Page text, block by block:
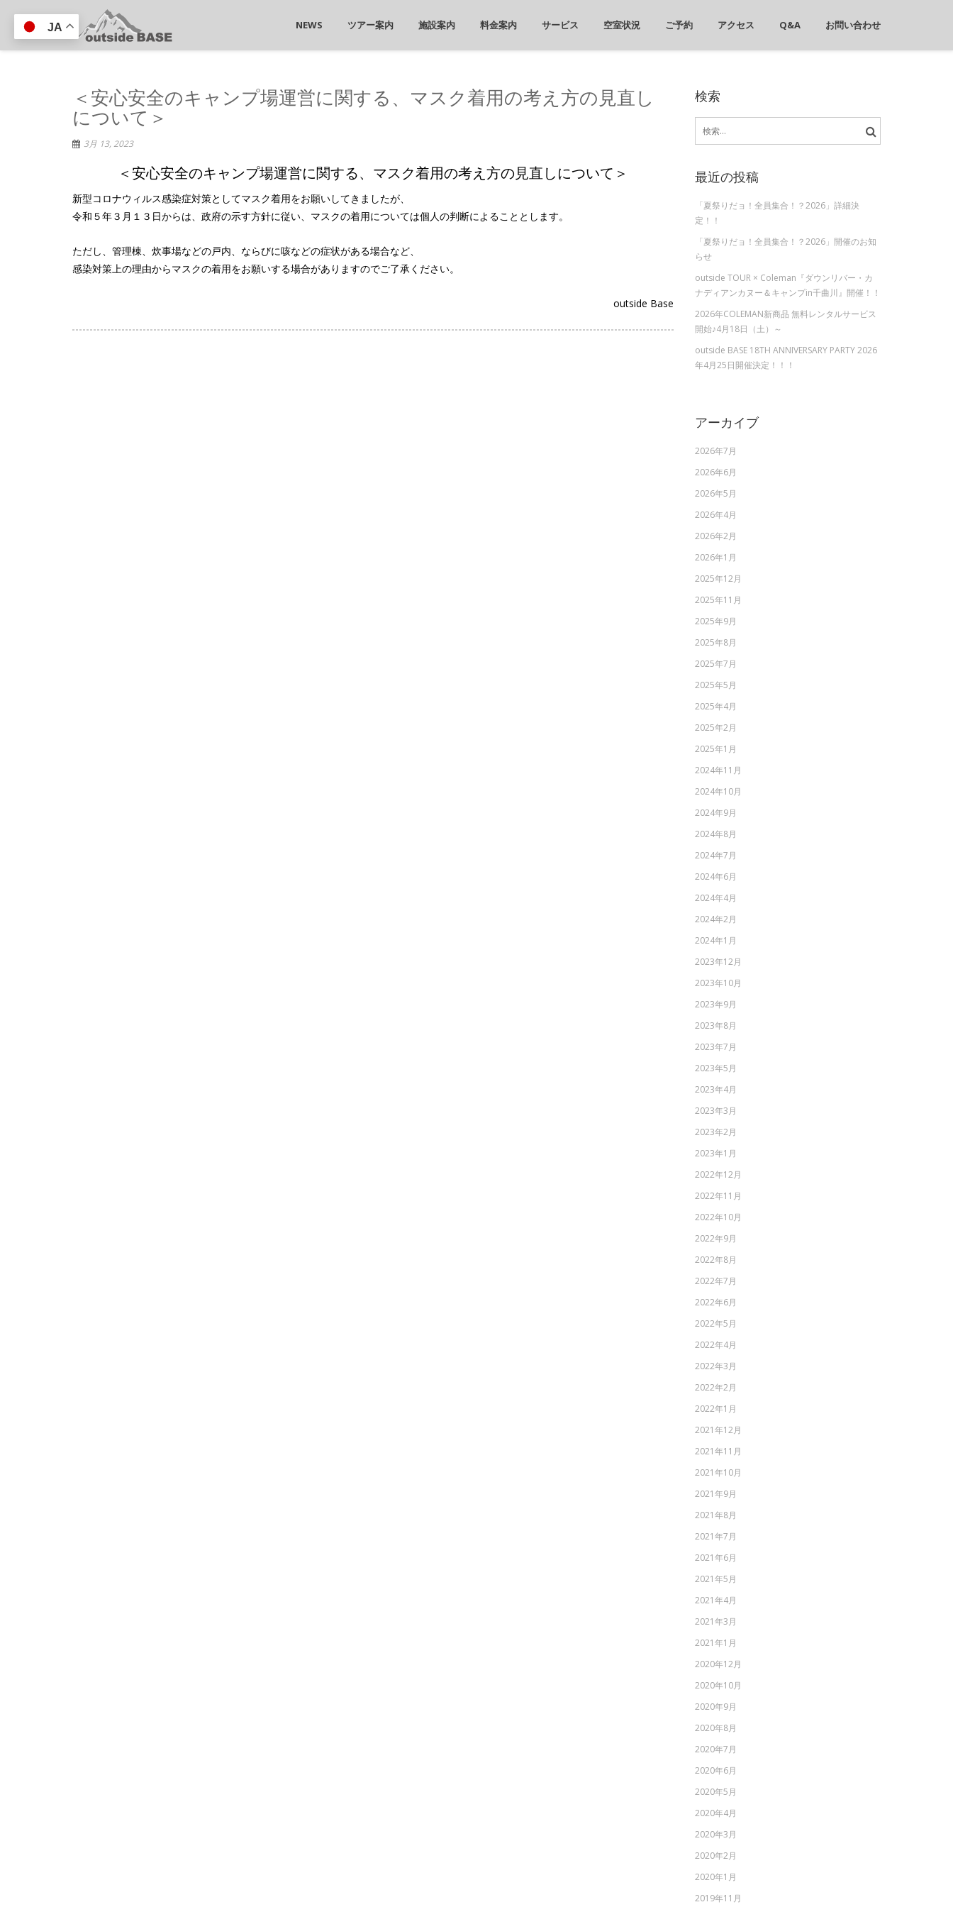
NEWS ツアー案内 施設案内 料金案内 サービス 空室状況 ご予約 アクセス Q&A お問い合わせ
＜安心安全のキャンプ場運営に関する、マスク着用の考え方の見直し
について＞
3月 13, 2023
＜安心安全のキャンプ場運営に関する、マスク着用の考え方の見直しについて＞
新型コロナウィルス感染症対策としてマスク着用をお願いしてきましたが、
令和５年３月１３日からは、政府の示す方針に従い、マスクの着用については個人の判断によることとします。
ただし、管理棟、炊事場などの戸内、ならびに咳などの症状がある場合など、
感染対策上の理由からマスクの着用をお願いする場合がありますのでご了承ください。
outside Base
検索
索:
最近の投稿
「夏祭りだョ！全員集合！？2026」詳細決
定！！
「夏祭りだョ！全員集合！？2026」開催のお知
らせ
outside TOUR × Coleman『ダウンリバー・カ
ナディアンカヌー＆キャンプin千曲川』開催！！
2026年COLEMAN新商品 無料レンタルサービス
開始♪4月18日（土）～
outside BASE 18TH ANNIVERSARY PARTY 2026
年4月25日開催決定！！！
アーカイブ
2026年7月
2026年6月
2026年5月
2026年4月
2026年2月
2026年1月
2025年12月
2025年11月
2025年9月
2025年8月
2025年7月
2025年5月
2025年4月
2025年2月
2025年1月
2024年11月
2024年10月
2024年9月
2024年8月
2024年7月
2024年6月
2024年4月
2024年2月
2024年1月
2023年12月
2023年10月
2023年9月
2023年8月
2023年7月
2023年5月
2023年4月
2023年3月
2023年2月
2023年1月
2022年12月
2022年11月
2022年10月
2022年9月
2022年8月
2022年7月
2022年6月
2022年5月
2022年4月
2022年3月
2022年2月
2022年1月
2021年12月
2021年11月
2021年10月
2021年9月
2021年8月
2021年7月
2021年6月
2021年5月
2021年4月
2021年3月
2021年1月
2020年12月
2020年10月
2020年9月
2020年8月
2020年7月
2020年6月
2020年5月
2020年4月
2020年3月
2020年2月
2020年1月
2019年11月
JA